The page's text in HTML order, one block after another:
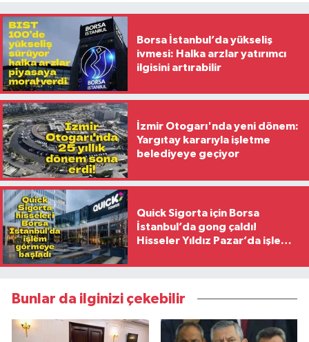
Borsa İstanbul’da yükseliş
ivmesi: Halka arzlar yatırımcı
ilgisini artırabilir
İzmir Otogarı'nda yeni dönem:
Yargıtay kararıyla işletme
belediyeye geçiyor
Quick Sigorta için Borsa
İstanbul’da gong çaldı!
Hisseler Yıldız Pazar’da işlem
Bunlar da ilginizi çekebilir